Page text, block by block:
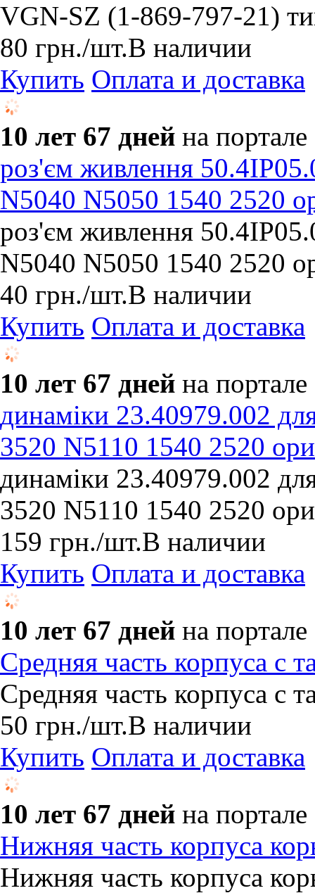
VGN-SZ (1-869-797-21)
80 грн./шт.В наличии
Купить Оплата и доставка
10 лет 67 дней на портале
роз'єм живлення
N5040 N5050 1540 2520
роз'єм живлення
N5040 N5050 1540 2520
40 грн./шт.В наличии
Купить Оплата и доставка
10 лет 67 дней на портале
динаміки 23.40979.002
3520 N5110 1540 2520
динаміки 23.40979.002
3520 N5110 1540 2520
159 грн./шт.В наличии
Купить Оплата и доставка
10 лет 67 дней на портале
Средняя часть корпуса с
Средняя часть корпуса с
50 грн./шт.В наличии
Купить Оплата и доставка
10 лет 67 дней на портале
Нижняя часть корпуса
Нижняя часть корпуса